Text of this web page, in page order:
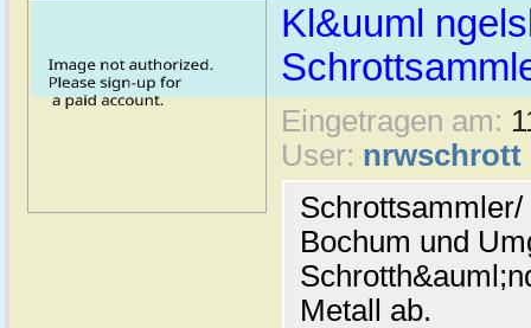
Kl&uuml
Eingetragen am:
User: nrwschrott
Bochum und
Metall ab.